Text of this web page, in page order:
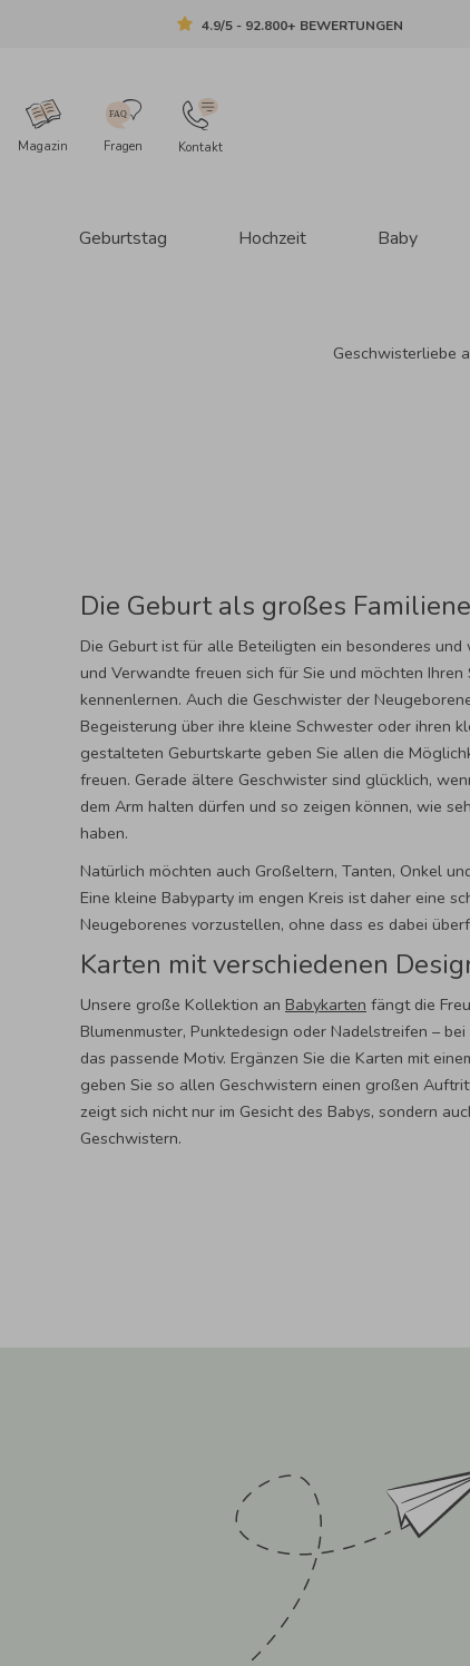
4.9/5 - 92.800+ BEWERTUNGEN
Magazin Fragen Kontakt
Geburtstag Hochzeit Baby
Geschwisterliebe
Die Geburt als großes
Die Geburt ist für alle Beteiligten ein besonderes und
und Verwandte freuen sich für Sie und möchten
kennenlernen. Auch die Geschwister der
Begeisterung über ihre kleine Schwester oder ihren
gestalteten Geburtskarte geben Sie allen die
freuen. Gerade ältere Geschwister sind glücklich,
dem Arm halten dürfen und so zeigen können, wie
haben.
Natürlich möchten auch Großeltern, Tanten, Onkel
Eine kleine Babyparty im engen Kreis ist daher eine
Neugeborenes vorzustellen, ohne dass es dabei
Karten mit verschiedenen
Unsere große Kollektion an Babykarten fängt die
Blumenmuster, Punktedesign oder Nadelstreifen –
das passende Motiv. Ergänzen Sie die Karten mit
geben Sie so allen Geschwistern einen großen
zeigt sich nicht nur im Gesicht des Babys, sondern
Geschwistern.